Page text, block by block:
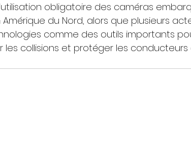
obligatoire des caméras
du Nord, alors que plusieurs
comme des outils importants
collisions et protéger les conducteurs